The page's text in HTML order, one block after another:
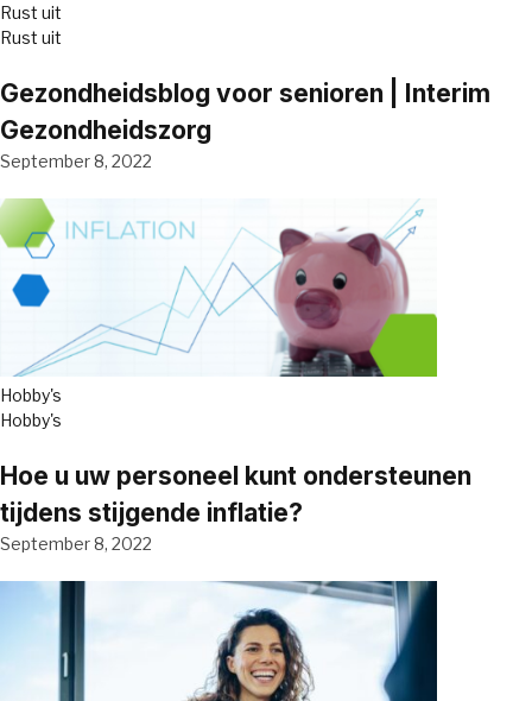
Rust uit
Rust uit
Gezondheidsblog voor senioren | Interim
Gezondheidszorg
September 8, 2022
Hobby's
Hobby's
Hoe u uw personeel kunt ondersteunen
tijdens stijgende inflatie?
September 8, 2022